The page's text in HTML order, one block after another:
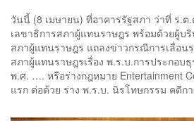
วันนี้ (8 เมษายน) ที่อาคารรัฐสภา ว่าที่ ร.
เลขาธิการสภาผู้แทนราษฎร พร้อมด้วยผู้บ
สภาผู้แทนราษฎร แถลงข่าวกรณีการเลื่อน
สภาผู้แทนราษฎรเรื่อง พ.ร.บ.การประกอบ
พ.ศ. …. หรือร่างกฎหมาย Entertainment
แรก ต่อด้วย ร่าง พ.ร.บ. นิรโทษกรรม คดีกา